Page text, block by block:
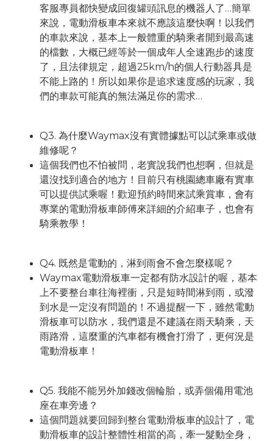
客服專員都快變成回復罐頭訊息的機器人了…簡單
來說，電動滑板車本來就不應該這麼快啊！以我們
的車款來說，基本上一般體重的騎乘者開到最高速
的檔數，大概已經等於一個成年人全速跑步的速度
了，且法律規定，超過25km/h的個人行動器具是
不能上路的！所以如果你是追求速度感的玩家，我
們的車款可能真的無法滿足你的需求…
Q3. 為什麼Waymax沒有實體據點可以試乘車或做
維修呢？
這個我們也不怕被問，老實說我們也想啊，但就是
還沒找到適合的地方！目前只有桃園總車廠有實車
可以提供試乘喔！歡迎預約時間來試乘賞車，會有
專業的電動滑板車師傅來詳細的介紹車子，也會有
騎乘教學！
Q4. 既然是電動的，淋到雨會不會怎麼樣呢？
Waymax電動滑板車一定都有防水設計的喔，基本
上不要整台車往海裡衝，只是短時間淋到雨，或潑
到水是一定沒有問題的！不過提醒一下，雖然電動
滑板車可以防水，我們還是不建議在雨天騎乘，天
雨路滑，這麼重的汽車都有機會打滑了，更何況是
電動滑板車！
Q5. 我能不能另外加錢改個輪胎，或弄個備用電池
座在車旁邊？
這個問題就要回歸到整台電動滑板車的設計了，電
動滑板車的設計整體性相當的高，牽一髮動全身，